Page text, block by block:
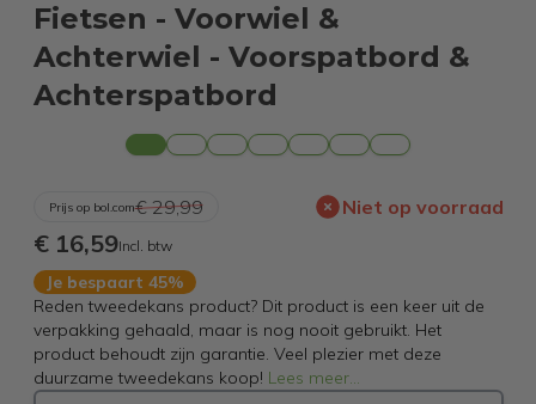
Fietsen - Voorwiel &
Achterwiel - Voorspatbord &
Achterspatbord
Prijs op bol.com€ 29,99 Niet op voorraad
€ 16,59Incl. btw
Je bespaart 45%
Reden tweedekans product? Dit product is een keer uit de
verpakking gehaald, maar is nog nooit gebruikt. Het
product behoudt zijn garantie. Veel plezier met deze
duurzame tweedekans koop! Lees meer...